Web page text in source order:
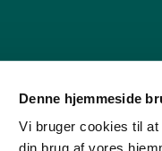
Denne hjemmeside
Vi bruger cookies til
din brug af vores